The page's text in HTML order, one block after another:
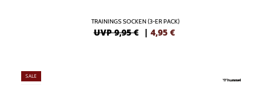
TRAININGS SOCKEN (3-ER PACK)
UVP 9,95 € | 4,95 €
SALE